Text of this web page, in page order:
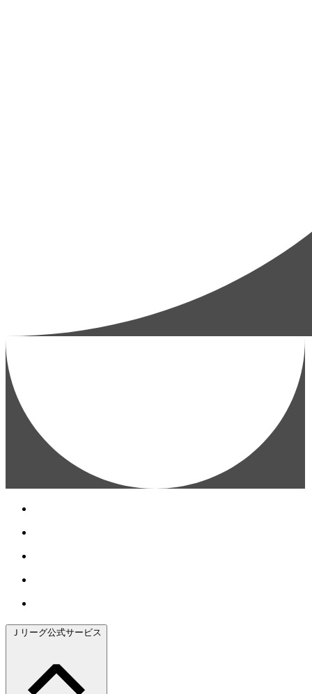
Ｊリーグ公式サービス